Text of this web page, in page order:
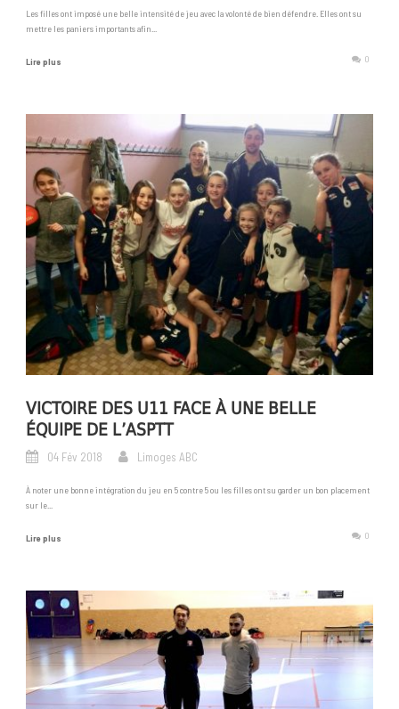
Les filles ont imposé une belle intensité de jeu avec la volonté de bien défendre. Elles ont su
mettre les paniers importants afin...
Lire plus 0
VICTOIRE DES U11 FACE À UNE BELLE
ÉQUIPE DE L’ASPTT
04 Fév 2018 Limoges ABC
À noter une bonne intégration du jeu en 5 contre 5 ou les filles ont su garder un bon placement
sur le...
Lire plus 0